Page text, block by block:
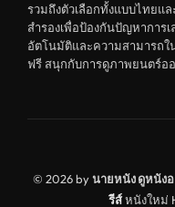
ดูหนังสารคดี
สยองขวัญ
ดูหนังอินเดีย India
ดูหนังจีนฮ่องกง Hong
ดูหนังฝรั่งเศส France
รวมถึงตัวเลือกทั้งแบบไทยแ
สำรองเพื่อป้องกันปัญหาการ
อัตโนมัติและความสามารถ
ฟรี สนุกกับการดูภาพยนตร์อ
© 2026 byนายหนัง ดูหนังอ
รีส์หนังใหม่